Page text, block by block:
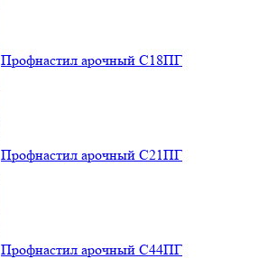
Профнастил арочный С18ПГ
Профнастил арочный С21ПГ
Профнастил арочный С44ПГ